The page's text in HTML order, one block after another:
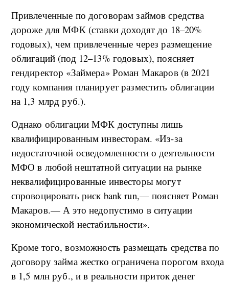
Привлеченные по договорам займов средства
дороже для МФК (ставки доходят до 18–20%
годовых), чем привлеченные через размещение
облигаций (под 12–13% годовых), поясняет
гендиректор «Займера» Роман Макаров (в 2021
году компания планирует разместить облигации
на 1,3 млрд руб.).
Однако облигации МФК доступны лишь
квалифицированным инвесторам. «Из-за
недостаточной осведомленности о деятельности
МФО в любой нештатной ситуации на рынке
неквалифицированные инвесторы могут
спровоцировать риск bank run,— поясняет Роман
Макаров.— А это недопустимо в ситуации
экономической нестабильности».
Кроме того, возможность размещать средства по
договору займа жестко ограничена порогом входа
в 1,5 млн руб., и в реальности приток денег